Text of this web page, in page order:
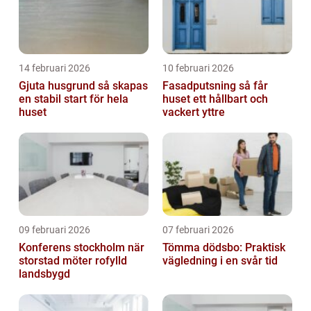
14 februari 2026
Gjuta husgrund så skapas
en stabil start för hela
huset
10 februari 2026
Fasadputsning så får
huset ett hållbart och
vackert yttre
09 februari 2026
Konferens stockholm när
storstad möter rofylld
landsbygd
07 februari 2026
Tömma dödsbo: Praktisk
vägledning i en svår tid